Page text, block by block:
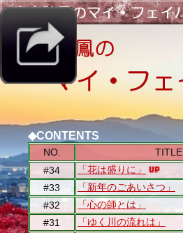
◆CONTENTS
NO. TITLE
#34
「花は盛りに」
#33 「新年のごあいさつ」
#32 「心の師とは」
#31 「ゆく川の流れは」